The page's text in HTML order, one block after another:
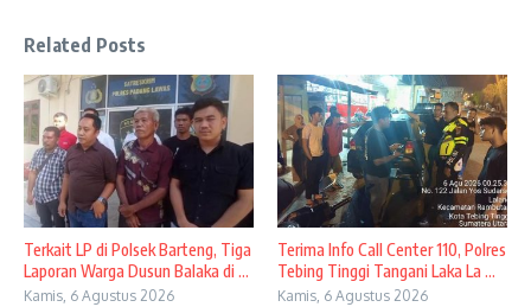
Related Posts
Terkait LP di Polsek Barteng, Tiga
Laporan Warga Dusun Balaka di ...
Kamis, 6 Agustus 2026
Terima Info Call Center 110, Polres
Tebing Tinggi Tangani Laka La ...
Kamis, 6 Agustus 2026